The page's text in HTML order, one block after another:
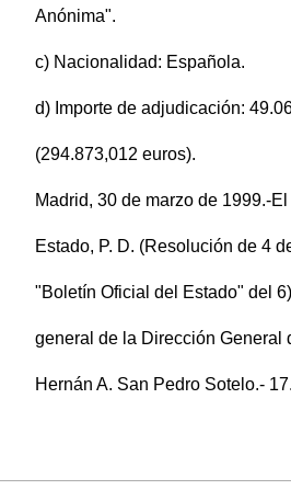
Anónima".
c) Nacionalidad: Española.
d) Importe de adjudicación:
(294.873,012 euros).
Madrid, 30 de marzo de 1999.-
Estado, P. D. (Resolución de 4
"Boletín Oficial del Estado" del
general de la Dirección General
Hernán A. San Pedro Sotelo.-